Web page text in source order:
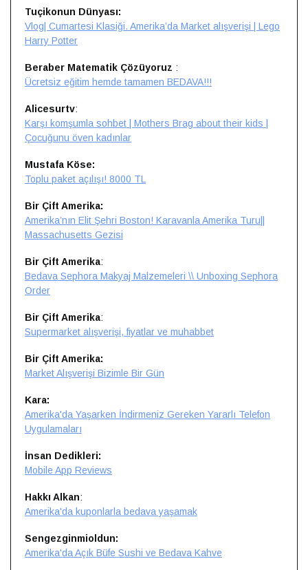
Tuçikonun Dünyası:
Vlog| Cumartesi Klasiği. Amerika’da Market alışverişi | Lego
Harry Potter
Beraber Matematik Çözüyoruz :
Ücretsiz eğitim hemde tamamen BEDAVA!!!
Alicesurtv:
Karşı komşumla sohbet | Mothers Brag about their kids |
Çocuğunu öven kadınlar
Mustafa Köse:
Toplu paket açılışı! 8000 TL
Bir Çift Amerika:
Amerika’nın Elit Şehri Boston! Karavanla Amerika Turu||
Massachusetts Gezisi
Bir Çift Amerika:
Bedava Sephora Makyaj Malzemeleri \\ Unboxing Sephora
Order
Bir Çift Amerika:
Supermarket alışverişi, fiyatlar ve muhabbet
Bir Çift Amerika:
Market Alışverişi Bizimle Bir Gün
Kara:
Amerika'da Yaşarken İndirmeniz Gereken Yararlı Telefon
Uygulamaları
İnsan Dedikleri:
Mobile App Reviews
Hakkı Alkan:
Amerika'da kuponlarla bedava yaşamak
Sengezginmioldun:
Amerika'da Açık Büfe Sushi ve Bedava Kahve